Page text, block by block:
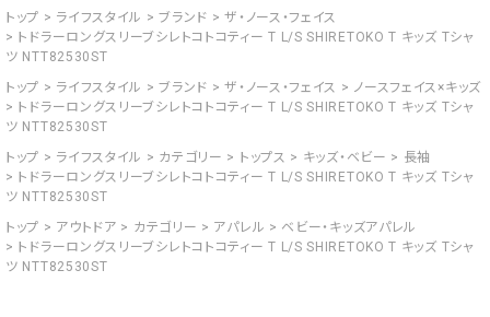
トップ ライフスタイル ブランド
ザ・ノース・フェイス
トドラーロングスリーブシレトコトコティー T L/S SHIRETOKO T キッズ Tシャ
ツ NTT82530ST
トップ
ライフスタイル ブランド ザ・ノース・フェイス
ノースフェイス×キッズ
トドラーロングスリーブシレトコトコティー T L/S SHIRETOKO T キッズ Tシャ
ツ NTT82530ST
トップ
ライフスタイル カテゴリー トップス キッズ・ベビー
長袖
トドラーロングスリーブシレトコトコティー T L/S SHIRETOKO T キッズ Tシャ
ツ NTT82530ST
トップ
アウトドア カテゴリー アパレル
ベビー・キッズアパレル
トドラーロングスリーブシレトコトコティー T L/S SHIRETOKO T キッズ Tシャ
ツ NTT82530ST